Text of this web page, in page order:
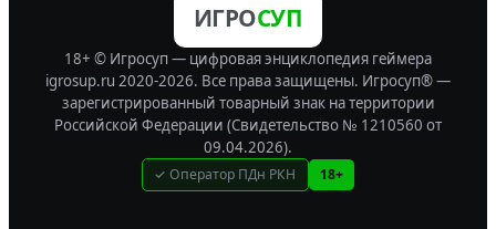
ИГРОСУП
18+ © Игросуп — цифровая энциклопедия геймера
igrosup.ru 2020-2026. Все права защищены. Игросуп® —
зарегистрированный товарный знак на территории
Российской Федерации (Свидетельство № 1210560 от
09.04.2026).
✓ Оператор ПДн РКН 18+